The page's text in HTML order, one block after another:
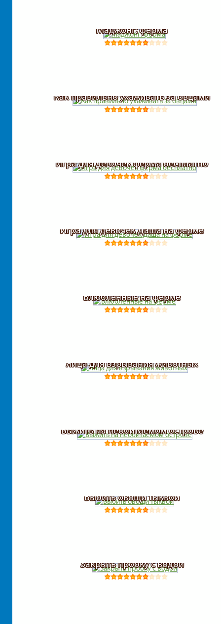
Маджонг: ферма
Как правильно ухаживать за овцами
Игра для девочек ферма бесплатно
Игра для девочек Даша на ферме
Влюбленные на ферме
Яйца для взрывания животных
Выжить на необитаемом острове
Выбить овощи тыквой
Закрыть пробку с водой